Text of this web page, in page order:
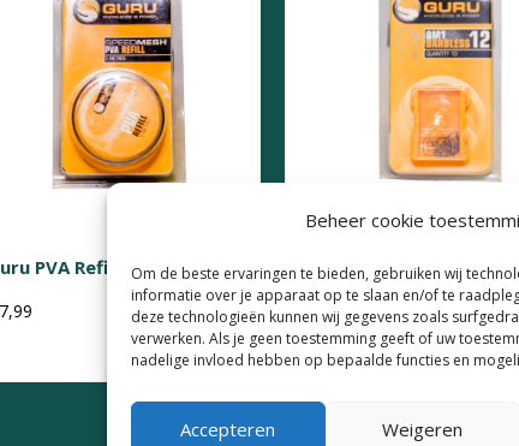
Beheer cookie
Om de beste ervaringen te bieden, gebruiken wij
informatie over je apparaat op te slaan en/of te
deze technologieën kunnen wij gegevens zoals
verwerken. Als je geen toestemming geeft of uw
nadelige invloed hebben op bepaalde functies en
Accepteren Weigeren
PVA Refill
7,99
Guru QM1 Barbless
€4,19